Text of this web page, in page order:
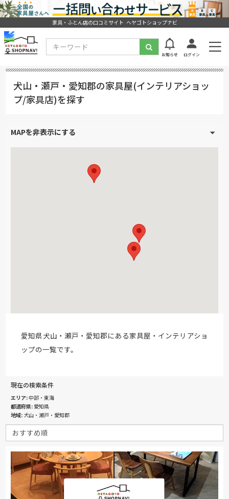
家具・ふとん店の口コミサイト ヘヤゴトショップナビ
お知らせ ログイン
犬山・瀬戸・愛知郡の家具屋(インテリアショッ
プ/家具店)を探す
愛知県犬山・瀬戸・愛知郡にある家具屋・インテリアショ
ップの一覧です。
現在の検索条件
エリア 中部・東海
都道府県 愛知県
地域 犬山・瀬戸・愛知郡